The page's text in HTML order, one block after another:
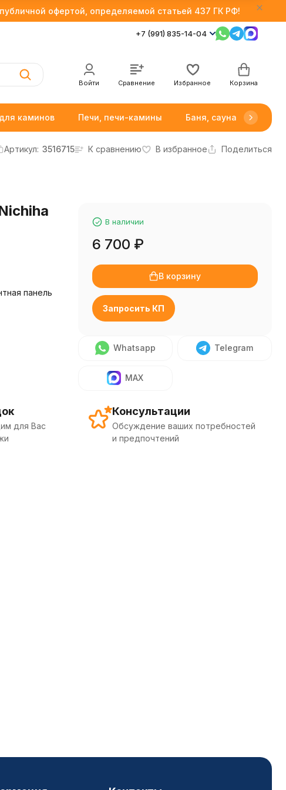
офертой, определяемой статьей 437 ГК РФ!
+7 (991) 835-14-04
Войти Сравнение Избранное Корзина
каминов Печи, печи-камины Баня, сауна
Артикул: 3516715 К сравнению В избранное Поделиться
панель
В наличии
6 700 ₽
В корзину
Запросить КП
Whatsapp Telegram
MAX
для Вас
Консультации
Обсуждение ваших потребностей
и предпочтений